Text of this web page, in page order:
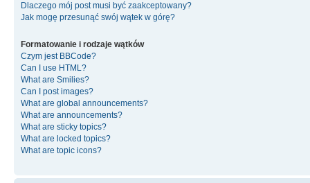
Dlaczego mój post musi być zaakceptowany?
Jak mogę przesunąć swój wątek w górę?
Formatowanie i rodzaje wątków
Czym jest BBCode?
Can I use HTML?
What are Smilies?
Can I post images?
What are global announcements?
What are announcements?
What are sticky topics?
What are locked topics?
What are topic icons?